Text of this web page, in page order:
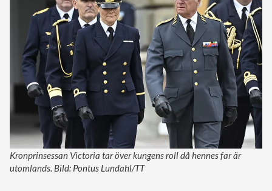
Kronprinsessan Victoria tar över kungens roll då hennes far är
utomlands. Bild: Pontus Lundahl/TT